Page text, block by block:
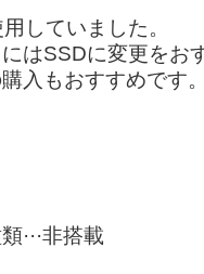
していました。
はSSDに変更をお
入もおすすめです。
···非搭載